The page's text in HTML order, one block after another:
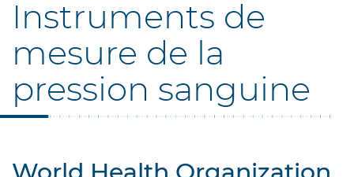
Instruments de
mesure de la
pression sanguine